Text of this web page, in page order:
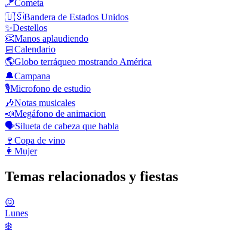
🪁Cometa
🇺🇸Bandera de Estados Unidos
✨Destellos
👏Manos aplaudiendo
📅Calendario
🌎Globo terráqueo mostrando América
🔔Campana
🎙️Microfono de estudio
🎶Notas musicales
📣Megáfono de animacion
🗣️Silueta de cabeza que habla
🍷 Copa de vino
👩 Mujer
Temas relacionados y fiestas
😖
Lunes
❄️